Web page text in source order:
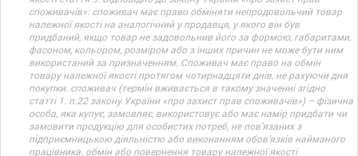
споживачів»: споживач має право обміняти непродовольчий товар
належної якості на аналогічний у продавця, у якого він був
придбаний, якщо товар не задовольнив його за формою, габаритами,
фасоном, кольором, розміром або з інших причин не може бути ним
використаний за призначенням. Споживач має право на обмін
товару належної якості протягом чотирнадцяти днів, не рахуючи дня
покупки. споживач (термін вживається в такому значенні згідно
статті 1. п.22 закону України «про захист прав споживачів») – фізична
особа, яка купує, замовляє, використовує або має намір придбати чи
замовити продукцію для особистих потреб, не пов’язаних з
підприємницькою діяльністю або виконанням обов’язків найманого
працівника. обмін або повернення товару належної якості